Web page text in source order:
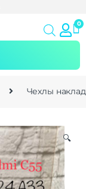
Чехлы
🔍